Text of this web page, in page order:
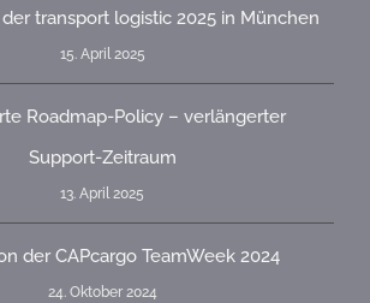
transport logistic 2025 in München
15. April 2025
Roadmap-Policy – verlängerter
Support-Zeitraum
13. April 2025
der CAPcargo TeamWeek 2024
24. Oktober 2024